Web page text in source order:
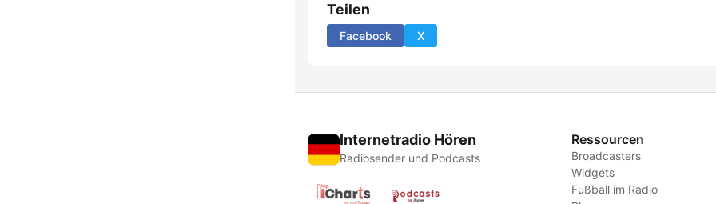
Teilen
Facebook X
Internetradio Hören
Radiosender und Podcasts
Ressourcen
Broadcasters
Widgets
Fußball im Radio